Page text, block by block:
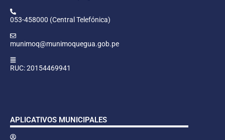
053-458000 (Central Telefónica)
munimoq@munimoquegua.gob.pe
RUC: 20154469941
APLICATIVOS MUNICIPALES